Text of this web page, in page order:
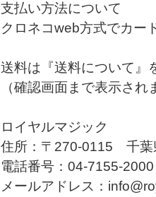
支払い方法について
クロネコweb方式でカー
送料は『送料について』
（確認画面まで表示され
ロイヤルマジック
住所：〒270-0115 千葉
電話番号：04-7155-2000
メールアドレス：